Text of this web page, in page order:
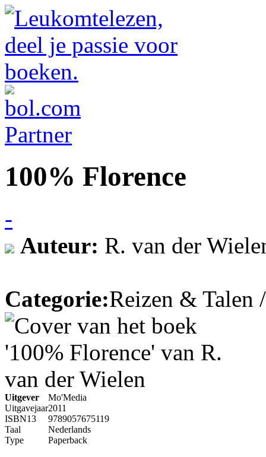
100% Florence
-
Auteur: R. van der
Categorie:Reizen & Talen
Uitgever
Mo'Media
Uitgavejaar2011
ISBN13
9789057675119
Taal
Nederlands
Type
Paperback